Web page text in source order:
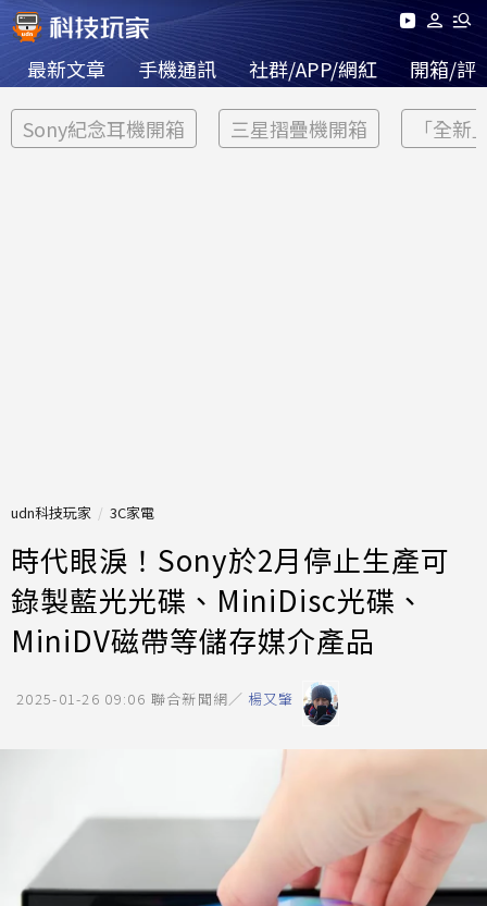
最新文章 手機通訊 社群/APP/網紅 開箱/評
Sony紀念耳機開箱 三星摺疊機開箱 「全新
udn科技玩家 3C家電
時代眼淚！Sony於2月停止生產可
錄製藍光光碟、MiniDisc光碟、
MiniDV磁帶等儲存媒介產品
2025-01-26 09:06 聯合新聞網／ 楊又肇